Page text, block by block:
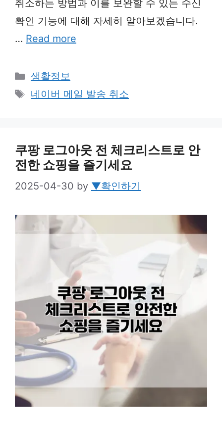
취소하는 방법과 이를 보완할 수 있는 수신
확인 기능에 대해 자세히 알아보겠습니다.
… Read more
Categories
생활정보
Tags
네이버 메일 발송 취소
쿠팡 로그아웃 전 체크리스트로 안
전한 쇼핑을 즐기세요
2025-04-30 by ▼확인하기